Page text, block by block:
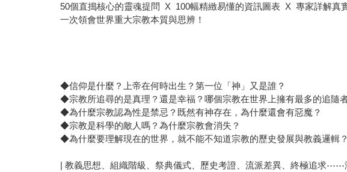
50個直搗核心的靈魂提問 X 100幅精緻易懂的資訊圖表 X 專家詳解真
一次領會世界重大宗教本質與思辨！
◆信仰是什麼？上帝在何時出生？第一位「神」又是誰？
◆宗教所追尋的是真理？還是幸福？哪個宗教在世界上擁有最多的追隨
◆為什麼宗教認為性是禁忌？既然有神存在，為什麼還會有惡魔？
◆宗教是科學的敵人嗎？為什麼宗教會消失？
◆為什麼要理解現在的世界，就不能不知道宗教的歷史發展與教義邏輯？
| 教義思想、組織階級、祭典儀式、歷史考證、流派差異、終極追求⋯⋯